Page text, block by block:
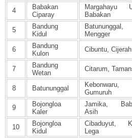
4
Babakan
Ciparay
Margahayu
Babakan
5
Bandung
Kidul
Batununggal,
Mengger
6
Bandung
Kulon
Cibuntu, Cijerah
7
Bandung
Wetan
Citarum,
8
Batununggal
Kebonwaru,
Gumuruh
9
Bojongloa
Kaler
Jamika,
Asih
10
Bojongloa
Kidul
Cibaduyut,
Lega